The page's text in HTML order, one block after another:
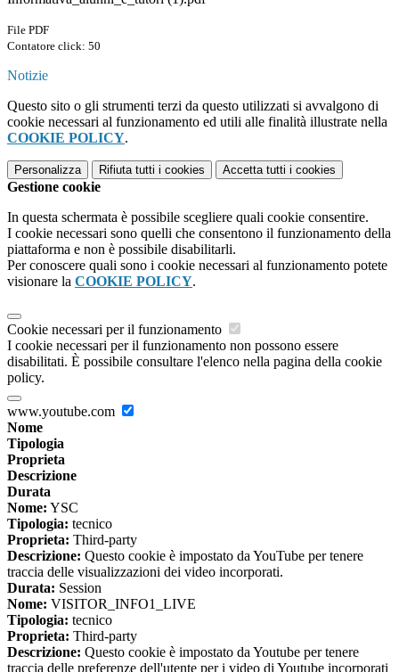
File PDF
Contatore click: 50
Notizie
Questo sito o gli strumenti terzi da questo utilizzati si avvalgono di
cookie necessari al funzionamento ed utili alle finalità illustrate nella
COOKIE POLICY.
Personalizza Rifiuta tutti i cookies Accetta tutti i cookies
Gestione cookie
In questa schermata è possibile scegliere quali cookie consentire.
I cookie necessari sono quelli che consentono il funzionamento della
piattaforma e non è possibile disabilitarli.
Per conoscere quali sono i cookie necessari al funzionamento potete
visionare la COOKIE POLICY.
Cookie necessari per il funzionamento
I cookie necessari per il funzionamento non possono essere
disabilitati. È possibile consultare l'elenco nella pagina della cookie
policy.
www.youtube.com
Nome
Tipologia
Proprieta
Descrizione
Durata
Nome: YSC
Tipologia: tecnico
Proprieta: Third-party
Descrizione: Questo cookie è impostato da YouTube per tenere
traccia delle visualizzazioni dei video incorporati.
Durata: Session
Nome: VISITOR_INFO1_LIVE
Tipologia: tecnico
Proprieta: Third-party
Descrizione: Questo cookie è impostato da Youtube per tenere
traccia delle preferenze dell'utente per i video di Youtube incorporati